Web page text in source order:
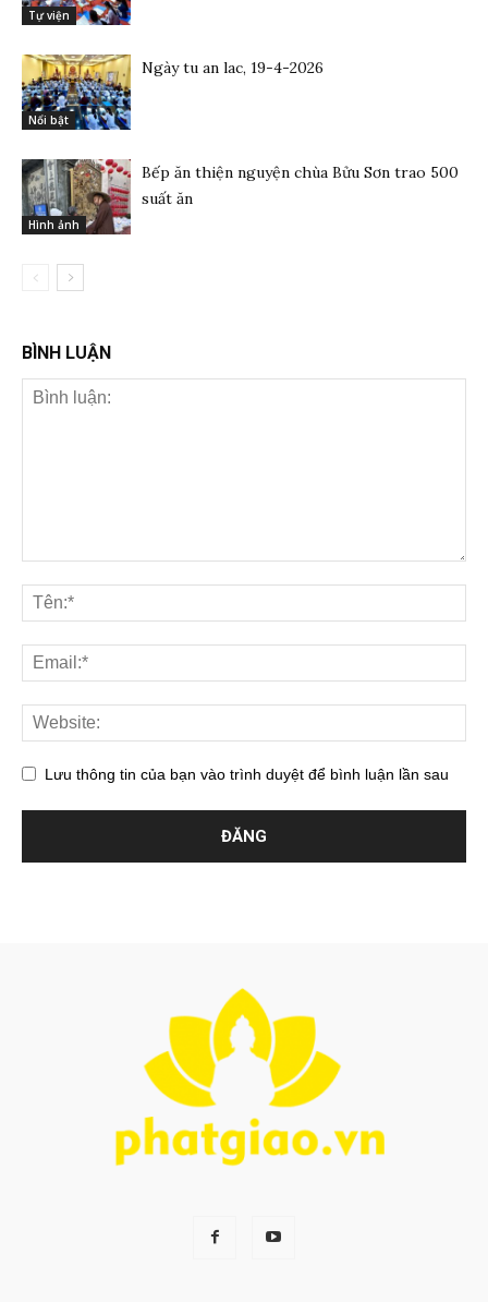
Tự viện
Nổi bật
Ngày tu an lac, 19-4-2026
Hình ảnh
Bếp ăn thiện nguyện chùa Bửu Sơn trao 500
suất ăn
BÌNH LUẬN
Lưu thông tin của bạn vào trình duyệt để bình luận lần sau